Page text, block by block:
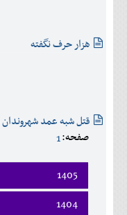
خانه
هزار حرف نگفته
قتل شبه عمد
صفحه:1
1405
فروردين
1404